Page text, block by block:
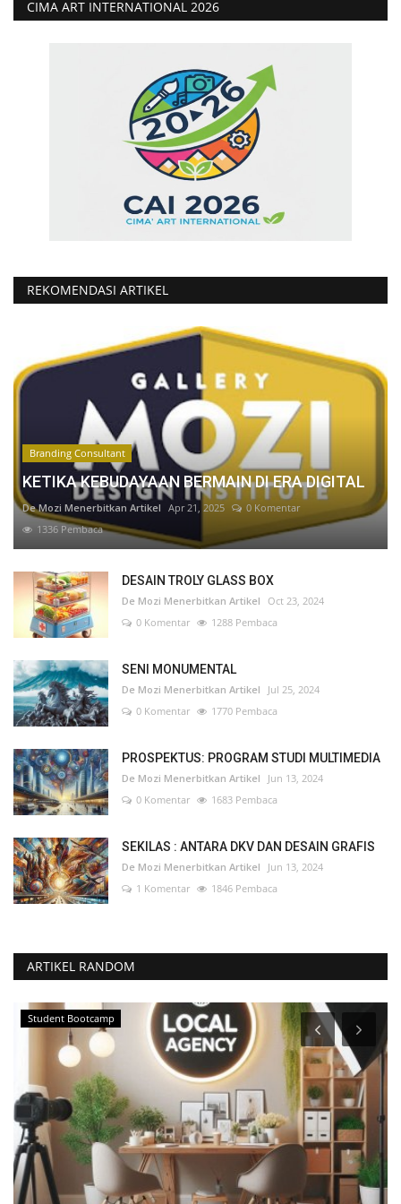
CIMA ART INTERNATIONAL 2026
REKOMENDASI ARTIKEL
Branding Consultant
KETIKA KEBUDAYAAN BERMAIN DI ERA DIGITAL
De Mozi Menerbitkan Artikel Apr 21, 2025
0 Komentar
1336 Pembaca
DESAIN TROLY GLASS BOX
De Mozi Menerbitkan Artikel
Oct 23, 2024
0 Komentar
1288 Pembaca
SENI MONUMENTAL
De Mozi Menerbitkan Artikel
Jul 25, 2024
0 Komentar
1770 Pembaca
PROSPEKTUS: PROGRAM STUDI MULTIMEDIA
De Mozi Menerbitkan Artikel
Jun 13, 2024
0 Komentar
1683 Pembaca
SEKILAS : ANTARA DKV DAN DESAIN GRAFIS
De Mozi Menerbitkan Artikel
Jun 13, 2024
1 Komentar
1846 Pembaca
ARTIKEL RANDOM
Project Consultant